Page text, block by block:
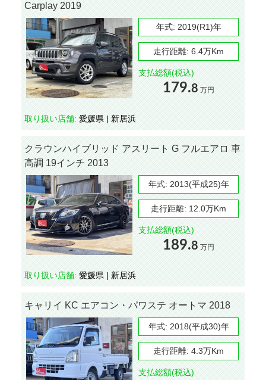
Carplay 2019
年式: 2019(R1)年
走行距離: 6.4万Km
支払総額(税込)
179.8 万円
取り扱い店舗: 愛媛県 | 新居浜
クラウンハイブリッド アスリート G フルエアロ 車
高調 19インチ 2013
年式: 2013(平成25)年
走行距離: 12.0万Km
支払総額(税込)
189.8 万円
取り扱い店舗: 愛媛県 | 新居浜
キャリイ KC エアコン・パワステ オートマ 2018
年式: 2018(平成30)年
走行距離: 4.3万Km
支払総額(税込)